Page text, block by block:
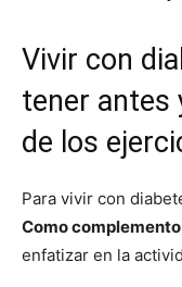
Vivir con
tener antes
de los
Para vivir con
Como
enfatizar en la